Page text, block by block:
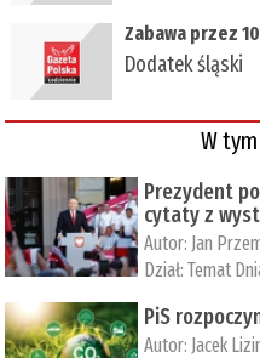
Zabawa przez
Dodatek śląski
W
Prezydent
cytaty z
Autor: Jan
Dział:Temat
PiS
Autor: Jacek